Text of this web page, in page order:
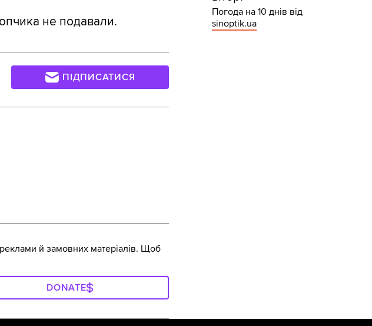
не подавали.
ПІДПИСАТИСЯ
Погода на 10 днів від
sinoptik.ua
й замовних матеріалів. Щоб
DONATE